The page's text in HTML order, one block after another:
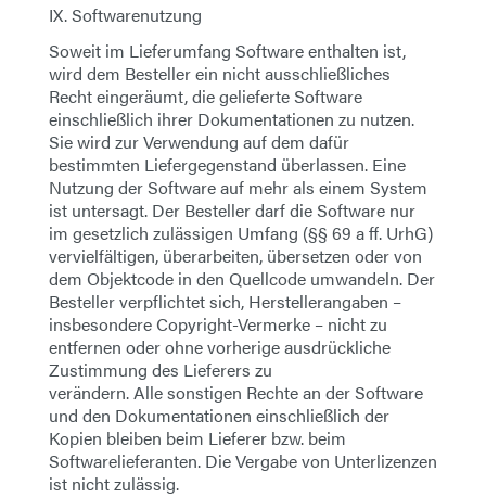
IX. Softwarenutzung
Soweit im Lieferumfang Software enthalten ist,
wird dem Besteller ein nicht ausschließliches
Recht eingeräumt, die gelieferte Software
einschließlich ihrer Dokumentationen zu nutzen.
Sie wird zur Verwendung auf dem dafür
bestimmten Liefergegenstand überlassen. Eine
Nutzung der Software auf mehr als einem System
ist untersagt. Der Besteller darf die Software nur
im gesetzlich zulässigen Umfang (§§ 69 a ff. UrhG)
vervielfältigen, überarbeiten, übersetzen oder von
dem Objektcode in den Quellcode umwandeln. Der
Besteller verpflichtet sich, Herstellerangaben –
insbesondere Copyright-Vermerke – nicht zu
entfernen oder ohne vorherige ausdrückliche
Zustimmung des Lieferers zu
verändern. Alle sonstigen Rechte an der Software
und den Dokumentationen einschließlich der
Kopien bleiben beim Lieferer bzw. beim
Softwarelieferanten. Die Vergabe von Unterlizenzen
ist nicht zulässig.